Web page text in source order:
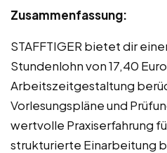
Zusammenfassung:
STAFFTIGER bietet dir
Stundenlohn von 17,40
Arbeitszeitgestaltung
Vorlesungspläne und
wertvolle Praxiserfahrung
strukturierte Einarbeitung